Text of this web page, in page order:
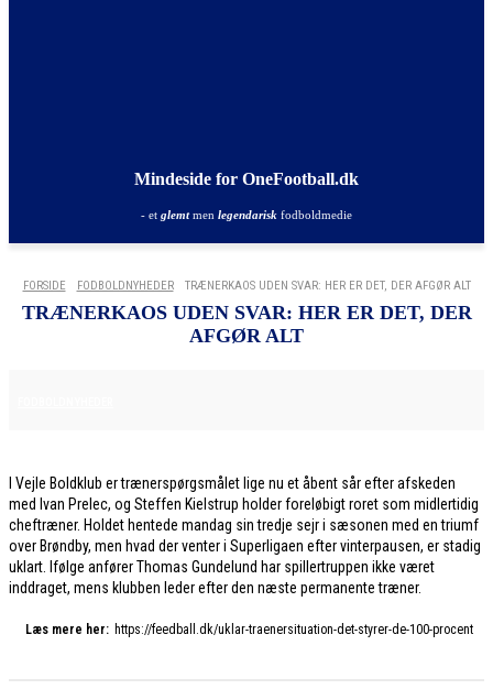
Mindeside for OneFootball.dk
- et glemtmen legendarisk fodboldmedie
FORSIDE FODBOLDNYHEDER TRÆNERKAOS UDEN SVAR: HER ER DET, DER AFGØR ALT
TRÆNERKAOS UDEN SVAR: HER ER DET, DER
AFGØR ALT
I Vejle Boldklub er trænerspørgsmålet lige nu et åbent sår efter afskeden
med Ivan Prelec, og Steffen Kielstrup holder foreløbigt roret som midlertidig
cheftræner. Holdet hentede mandag sin tredje sejr i sæsonen med en triumf
over Brøndby, men hvad der venter i Superligaen efter vinterpausen, er stadig
uklart. Ifølge anfører Thomas Gundelund har spillertruppen ikke været
inddraget, mens klubben leder efter den næste permanente træner.
Læs mere her: https://feedball.dk/uklar-traenersituation-det-styrer-de-100-procent